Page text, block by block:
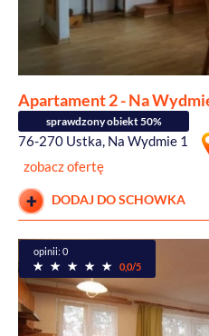
Apartament 2 - Na
sprawdzony obiekt 50%
76-270 Ustka, Na Wydmie 1
zobacz ofertę
DODAJ DO SCHOWKA
opinii: 0
0,0/5